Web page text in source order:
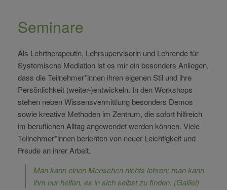
Seminare
Als Lehrtherapeutin, Lehrsupervisorin und Lehrende für
Systemische Mediation ist es mir ein besonders Anliegen,
dass die Teilnehmer*innen ihren eigenen Stil und ihre
Persönlichkeit (weiter-)entwickeln. In den Workshops
stehen neben Wissensvermittlung besonders Demos
sowie kreative Methoden im Zentrum, die sofort hilfreich
im beruflichen Alltag angewendet werden können. Viele
Teilnehmer*innen berichten von neuer Leichtigkeit und
Freude an ihrer Arbeit.
Man kann einen Menschen nichts lehren; man kann
ihm nur helfen, es in sich selbst zu finden. (Galilei)